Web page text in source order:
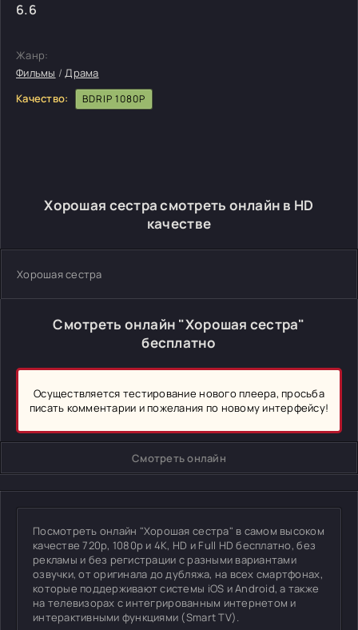
6.6
Жанр:
Фильмы /Драма
Качество:
BDRIP 1080P
Хорошая сестра смотреть онлайн в HD
качестве
Хорошая сестра
Смотреть онлайн "Хорошая сестра"
бесплатно
Осуществляется тестирование нового плеера, просьба
писать комментарии и пожелания по новому интерфейсу!
Смотреть онлайн
Посмотреть онлайн "Хорошая сестра" в самом высоком
качестве 720p, 1080p и 4K, HD и Full HD бесплатно, без
рекламы и без регистрации с разными вариантами
озвучки, от оригинала до дубляжа, на всех смартфонах,
которые поддерживают системы iOS и Android, а также
на телевизорах с интегрированным интернетом и
интерактивными функциями (Smart TV).